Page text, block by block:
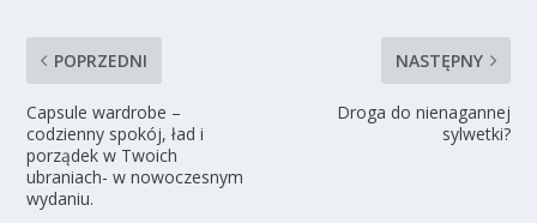
POPRZEDNI
Capsule wardrobe –
codzienny spokój, ład i
porządek w Twoich
ubraniach- w nowoczesnym
wydaniu.
NASTĘPNY
Droga do nienagannej
sylwetki?